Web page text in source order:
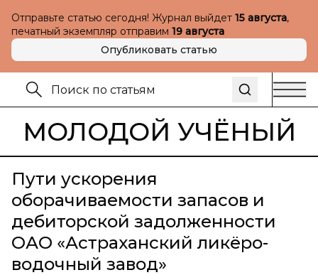
Отправьте статью сегодня! Журнал выйдет 15 августа,
печатный экземпляр отправим 19 августа
Опубликовать статью
МОЛОДОЙ УЧЁНЫЙ
Пути ускорения
оборачиваемости запасов и
дебиторской задолженности
ОАО «Астраханский ликёро-
водочный завод»